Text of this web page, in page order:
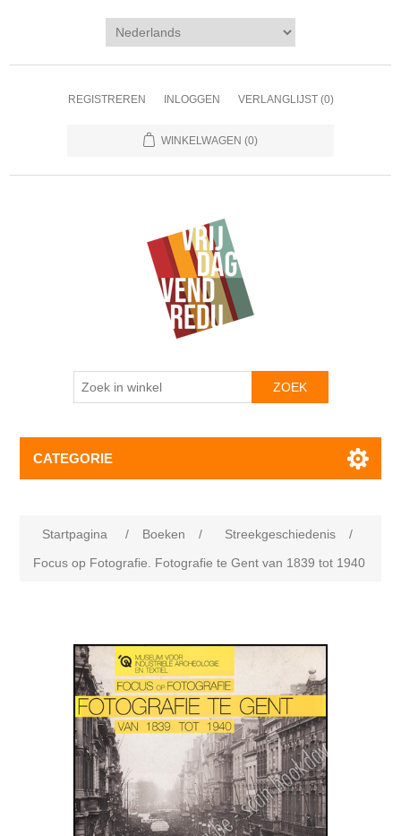
REGISTREREN INLOGGEN VERLANGLIJST (0)
WINKELWAGEN (0)
CATEGORIE
Startpagina / Boeken / Streekgeschiedenis
/
Focus op Fotografie. Fotografie te Gent van 1839 tot 1940